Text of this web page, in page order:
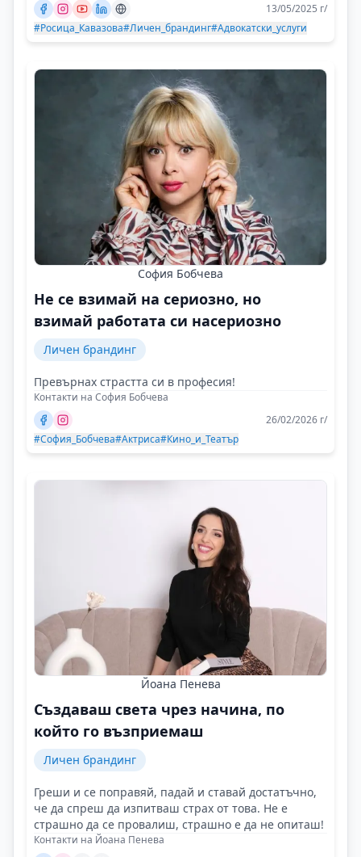
13/05/2025 г/
#Росица_Кавазова#Личен_брандинг#Адвокатски_услуги
София Бобчева
Не се взимай на сериозно, но
взимай работата си насериозно
Личен брандинг
Превърнах страстта си в професия!
Контакти на София Бобчева
26/02/2026 г/
#София_Бобчева#Актриса#Кино_и_Театър
Йоана Пенева
Създаваш света чрез начина, по
който го възприемаш
Личен брандинг
Греши и се поправяй, падай и ставай достатъчно,
че да спреш да изпитваш страх от това. Не е
страшно да се провалиш, страшно е да не опиташ!
Контакти на Йоана Пенева